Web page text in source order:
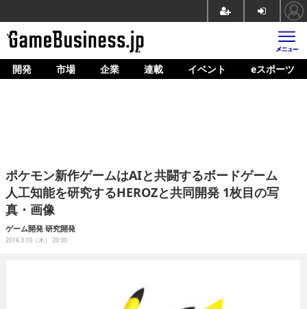
ホーム
企業動向
人材育成
産業政策
開発 市場 企業 連載 イベント eスポーツ
ポケモン新作ゲームはAIと共闘するボードゲーム
人工知能を研究するHEROZと共同開発 1枚目の写
真・画像
ゲーム開発 研究開発
2016.3.10（木） 20:30